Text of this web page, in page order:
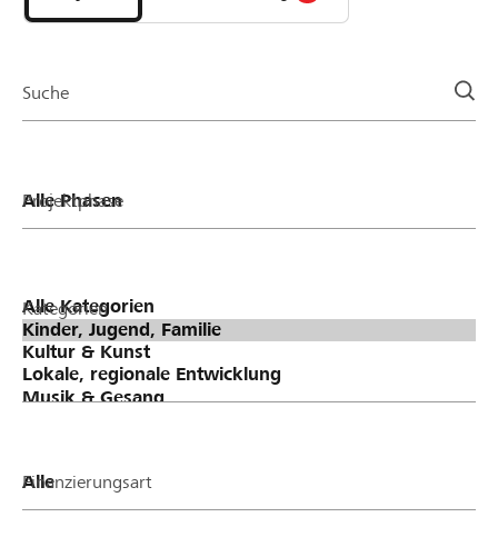
Organisationen
Suche
Projektphase
Kategorien
Finanzierungsart